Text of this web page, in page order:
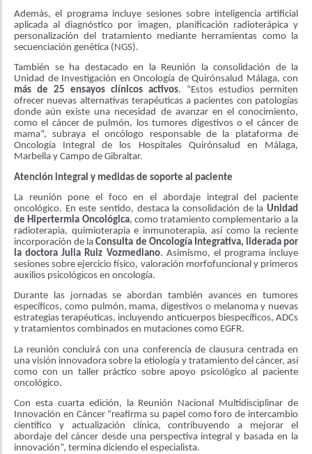
Además, el programa incluye sesiones sobre inteligencia artificial
aplicada al diagnóstico por imagen, planificación radioterápica y
personalización del tratamiento mediante herramientas como la
secuenciación genética (NGS).
También se ha destacado en la Reunión la consolidación de la
Unidad de Investigación en Oncología de Quirónsalud Málaga, con
más de 25 ensayos clínicos activos. “Estos estudios permiten
ofrecer nuevas alternativas terapéuticas a pacientes con patologías
donde aún existe una necesidad de avanzar en el conocimiento,
como el cáncer de pulmón, los tumores digestivos o el cáncer de
mama”, subraya el oncólogo responsable de la plataforma de
Oncología Integral de los Hospitales Quirónsalud en Málaga,
Marbella y Campo de Gibraltar.
Atención integral y medidas de soporte al paciente
La reunión pone el foco en el abordaje integral del paciente
oncológico. En este sentido, destaca la consolidación de la Unidad
de Hipertermia Oncológica, como tratamiento complementario a la
radioterapia, quimioterapia e inmunoterapia, así como la reciente
incorporación de laConsulta de Oncología Integrativa, liderada por
la doctora Julia Ruiz Vozmediano. Asimismo, el programa incluye
sesiones sobre ejercicio físico, valoración morfofuncional y primeros
auxilios psicológicos en oncología.
Durante las jornadas se abordan también avances en tumores
específicos, como pulmón, mama, digestivos o melanoma y nuevas
estrategias terapéuticas, incluyendo anticuerpos biespecíficos, ADCs
y tratamientos combinados en mutaciones como EGFR.
La reunión concluirá con una conferencia de clausura centrada en
una visión innovadora sobre la etiología y tratamiento del cáncer, así
como con un taller práctico sobre apoyo psicológico al paciente
oncológico.
Con esta cuarta edición, la Reunión Nacional Multidisciplinar de
Innovación en Cáncer “reafirma su papel como foro de intercambio
científico y actualización clínica, contribuyendo a mejorar el
abordaje del cáncer desde una perspectiva integral y basada en la
innovación”, termina diciendo el especialista.